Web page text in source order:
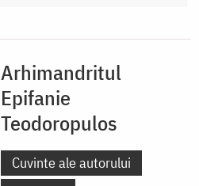
Arhimandritul
Epifanie
Teodoropulos
Cuvinte ale autorului